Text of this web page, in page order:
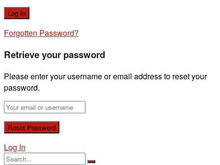
Forgotten Password?
Retrieve your password
Please enter your username or email address to reset your
password.
Log In